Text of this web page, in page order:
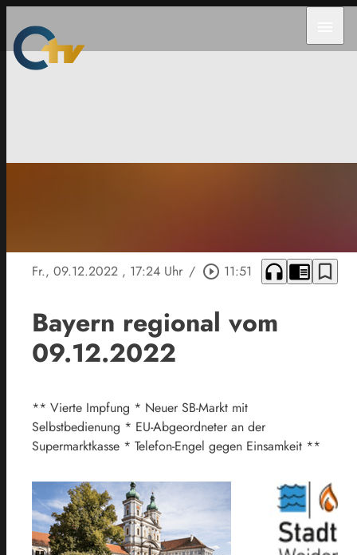
Fr., 09.12.2022 , 17:24 Uhr / play_circle_outline 11:51 headphones chrome_reader_mode bookmark_border
Bayern regional vom
09.12.2022
** Vierte Impfung * Neuer SB-Markt mit
Selbstbedienung * EU-Abgeordneter an der
Supermarktkasse * Telefon-Engel gegen Einsamkeit **